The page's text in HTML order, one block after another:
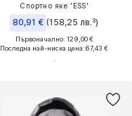
Спортно яке 'ESS'
80,91 € (158,25 лв.³)
Първоначално: 129,00 €
Последна най-ниска цена:67,43 €